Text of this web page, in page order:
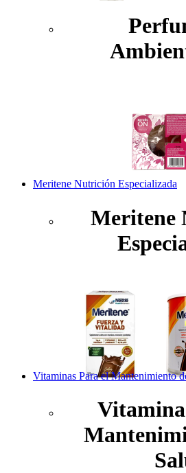
Meritene Nutrición Especializada
Meritene
Vitaminas Para el Mantenimiento